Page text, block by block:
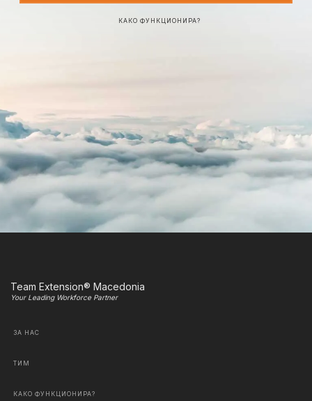
КАКО ФУНКЦИОНИРА?
Team Extension® Macedonia
Your Leading Workforce Partner
ЗА НАС
ТИМ
КАКО ФУНКЦИОНИРА?